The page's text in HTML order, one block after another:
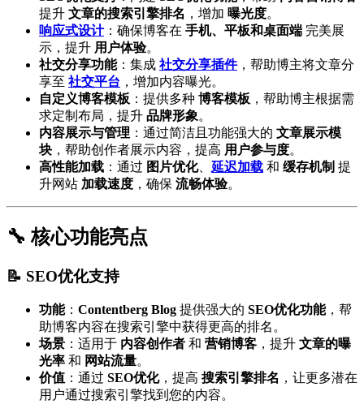
提升 文章的搜索引擎排名 ，增加 曝光度。
响应式设计：确保博客在 手机、平板和桌面端 完美展
示，提升 用户体验。
社交分享功能：集成 社交分享插件，帮助博主将文章分
享至 社交平台 ，增加内容曝光。
自定义博客模板 ：提供多种 博客模板 ，帮助博主根据需
求定制布局，提升 品牌形象。
内容展示与管理 ：通过简洁且功能强大的 文章展示模
块 ，帮助创作者展示内容，提高 用户参与度。
高性能加载 ：通过 图片优化、 延迟加载 和 缓存机制 提
升网站 加载速度 ，确保 流畅体验。
🔧 核心功能亮点
📝 SEO优化支持
功能： Contentberg Blog 提供强大的 SEO优化功能，帮
助博客内容在搜索引擎中获得更高的排名。
场景 ：适用于 内容创作者 和 营销博客 ，提升 文章的曝
光率 和 网站流量。
价值 ：通过 SEO优化，提高 搜索引擎排名 ，让更多潜在
用户通过搜索引擎找到您的内容。